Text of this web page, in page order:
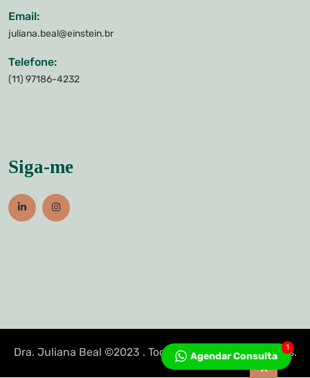
Email:
juliana.beal@einstein.br
Telefone:
(11) 97186-4232
Siga-me
Dra. Juliana Beal ©2023 . Todos os direitos reservados.
Agendar Consulta
1